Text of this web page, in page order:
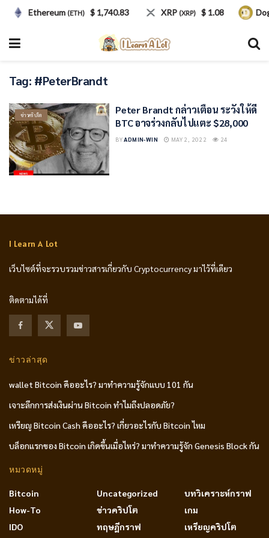
Tag: #PeterBrandt
ข่าวคริปโต
Peter Brandt กล่าวเตือน ระวังให้ดี
BTC อาจร่วงกลับไปแตะ $28,000
BYADMIN-WIN MAY 2, 2022 24
I Learn A Lot
เว็บไซต์ที่จะรวบรวมข่าวสารเกี่ยวกับ Cryptocurrency มาไว้ที่เดียว
ติดตามได้ที่
ข่าวล่าสุด
wallet Bitcoin คืออะไร? มาทำความรู้จักแบบ 101 กัน
เจาะลึกการส่งเงินผ่าน Bitcoin ทำไมถึงปลอดภัย?
เหรียญ Bitcoin Cash คืออะไร? เกี่ยวอะไรกับ Bitcoin ไหม
บล็อกแรกของ Bitcoin เกิดขึ้นเมื่อไหร่? มาทำความรู้จัก Genesis Block กัน
หมวดหมู่
Bitcoin
How-To
IDO
Uncategorized
ข่าวคริปโต
ทฤษฎีกราฟ
บทวิเคราะห์กราฟ
เกม
เหรียญคริปโต
Ethereum(ETH) $ 1,740.83 XRP(XRP) $ 1.08